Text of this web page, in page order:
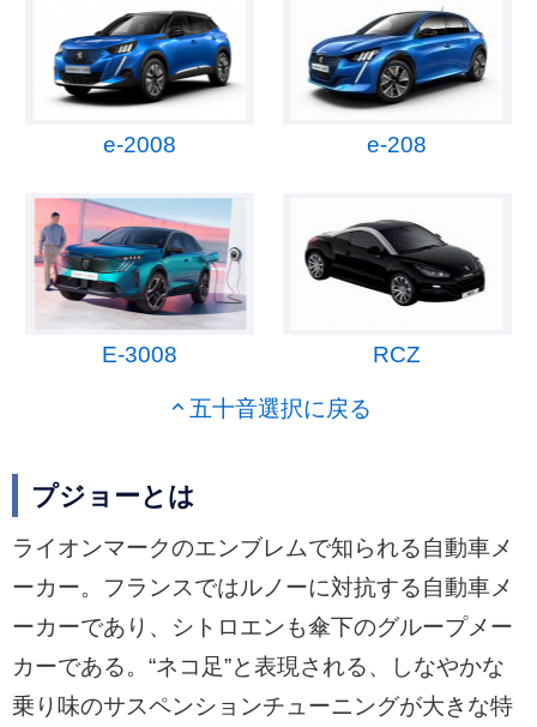
e-2008 e-208
E-3008 RCZ
五十音選択に戻る
プジョーとは
ライオンマークのエンブレムで知られる自動車メ
ーカー。フランスではルノーに対抗する自動車メ
ーカーであり、シトロエンも傘下のグループメー
カーである。“ネコ足”と表現される、しなやかな
乗り味のサスペンションチューニングが大きな特